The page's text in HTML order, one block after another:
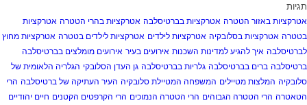
תגיות
אטרקציות באזור הטטרה אטרקציות בברטיסלבה אטרקציות בהרי הטטרה אטרקציות
בטטרה אטרקציות בסלובקיה אטרקציות לילדים אטרקציות לילדים בטטרה אטרקציות מחוץ
לברטיסלבה איך להגיע למדינות השכנות אירועים בעיר אירועים מומלצים בברטיסלבה
ברטיסלבה ברים בברטיסלבה גלריות בברטיסלבה גן העדן הסלובקי הגלריה הלאומית של
סלובקיה המלצות מטיילים המשפחה המטיילת סלובקיה העיר העתיקה של ברטיסלבה הרי
הטאטרה הרי הטטרה הגבוהים הרי הטטרה הנמוכים הרי הקרפטים הקטנים חיים יהודיים